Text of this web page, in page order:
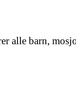
alle barn,